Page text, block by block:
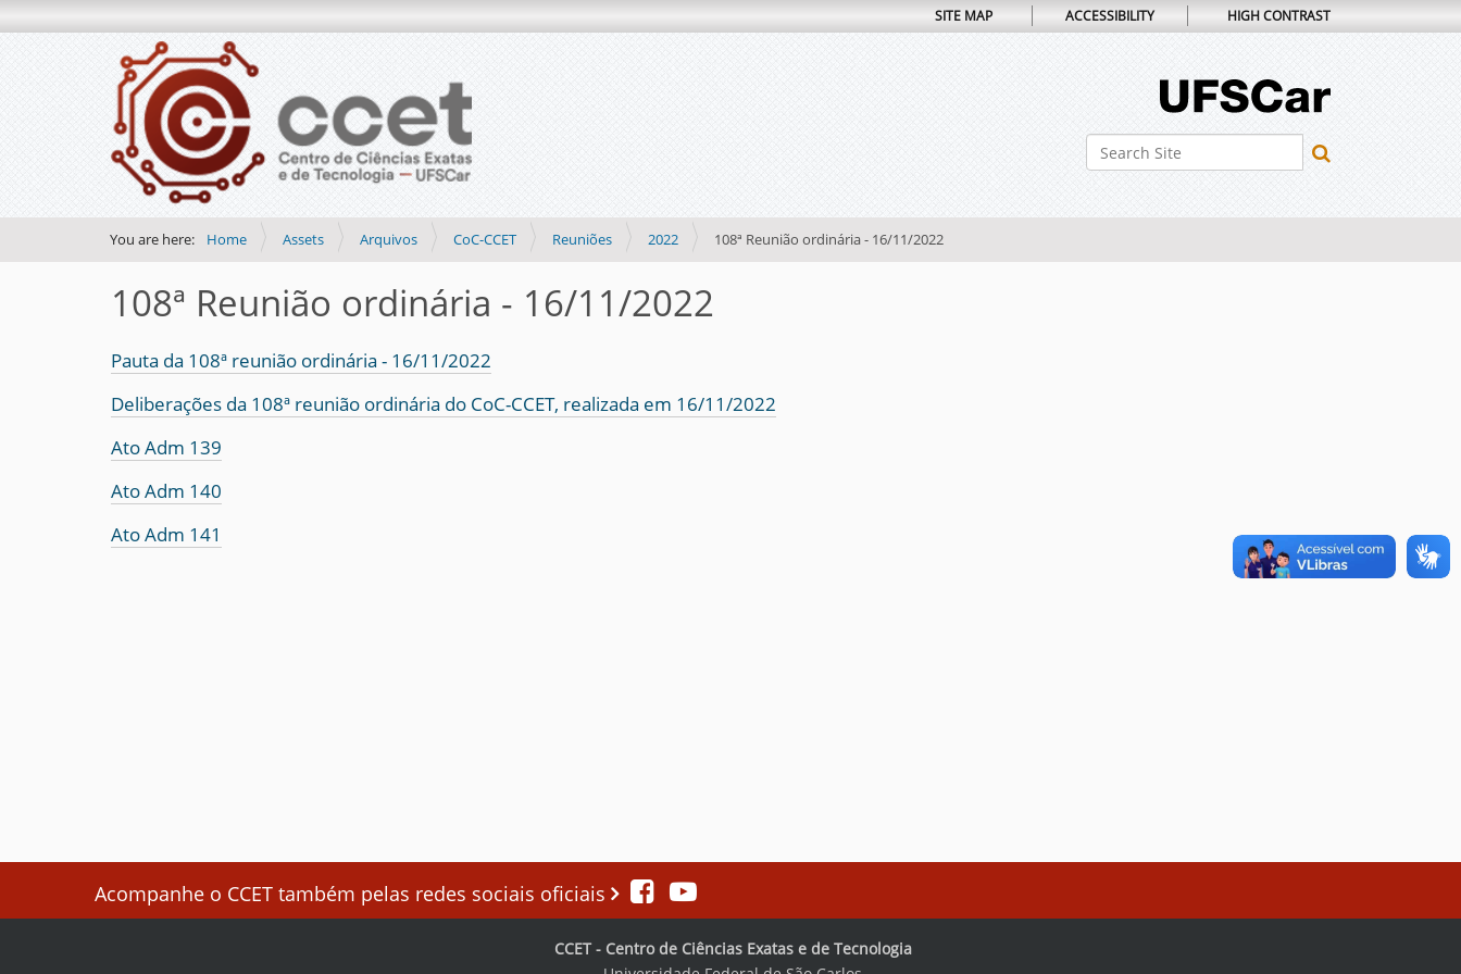
Search Site
SITE MAP ACCESSIBILITY HIGH CONTRAST
You are here: Home Assets Arquivos CoC-CCET Reuniões 2022 108ª Reunião ordinária - 16/11/2022
108ª Reunião ordinária - 16/11/2022
Pauta da 108ª reunião ordinária - 16/11/2022
Deliberações da 108ª reunião ordinária do CoC-CCET, realizada em 16/11/2022
Ato Adm 139
Ato Adm 140
Ato Adm 141
Acompanhe o CCET também pelas redes sociais oficiais
CCET - Centro de Ciências Exatas e de Tecnologia